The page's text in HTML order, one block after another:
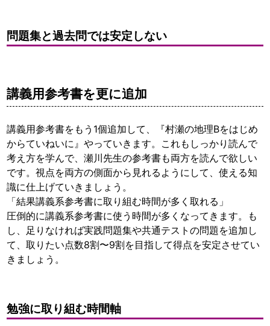
問題集と過去問では安定しない
講義用参考書を更に追加
講義用参考書をもう1個追加して、『村瀬の地理Bをはじめ
からていねいに』やっていきます。これもしっかり読んで
考え方を学んで、瀬川先生の参考書も両方を読んで欲しい
です。視点を両方の側面から見れるようにして、使える知
識に仕上げていきましょう。
「結果講義系参考書に取り組む時間が多く取れる」
圧倒的に講義系参考書に使う時間が多くなってきます。も
し、足りなければ実践問題集や共通テストの問題を追加し
て、取りたい点数8割〜9割を目指して得点を安定させてい
きましょう。
勉強に取り組む時間軸